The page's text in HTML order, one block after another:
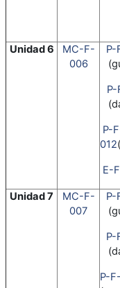
Unidad 6
MC-F-
006
P-
P-
P-
012
E-
Unidad 7
MC-F-
007
P-
P-
P-